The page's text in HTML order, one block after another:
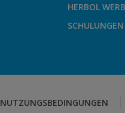
HERBOL
SCHULUNGEN
NUTZUNGSBEDINGUNGEN